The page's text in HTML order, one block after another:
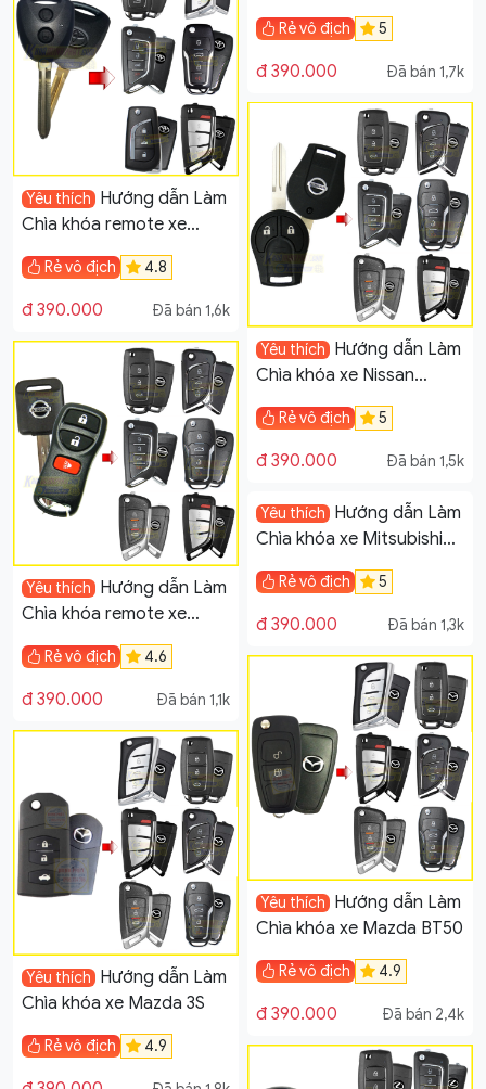
đời 2000-2005
Rẻ vô địch 5
đ 390.000 Đã bán 1,7k
Yêu thích Hướng dẫn Làm
Chìa khóa remote xe
Toyota Avnaza
Rẻ vô địch 4.8
đ 390.000 Đã bán 1,6k
Yêu thích Hướng dẫn Làm
Chìa khóa xe Nissan
Navara, Terra
Rẻ vô địch 5
đ 390.000 Đã bán 1,5k
Yêu thích Hướng dẫn Làm
Chìa khóa remote xe
Nissan Grand Livina
Rẻ vô địch 4.6
đ 390.000 Đã bán 1,1k
Yêu thích Hướng dẫn Làm
Chìa khóa xe Mitsubishi
Grandis
Rẻ vô địch 5
đ 390.000 Đã bán 1,3k
Yêu thích Hướng dẫn Làm
Chìa khóa xe Mazda BT50
Rẻ vô địch 4.9
đ 390.000 Đã bán 2,4k
Yêu thích Hướng dẫn Làm
Chìa khóa xe Mazda 3S
Rẻ vô địch 4.9